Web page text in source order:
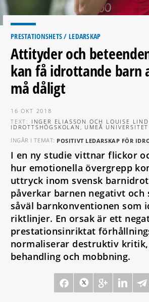
PRESTATIONSHETS/ LEDARSKAP
Attityder och
kan få idrottande barn
må dåligt
16 OKT 2018
TEXT: INGER ELIASSON OCH LOUISE
IDROTTSHÖGSKOLAN, UMEÅ UNIVERSITET
INGÅR I TEMAT: POSITIVT LEDARSKAP FÖR
I en ny studie vittnar flickor
hur emotionella övergrepp
uttryck inom svensk
påverkar barnen negativt
såväl barnkonventionen som
riktlinjer. En orsak är ett
prestationsinriktat
normaliserar destruktiv
behandling och mobbning.